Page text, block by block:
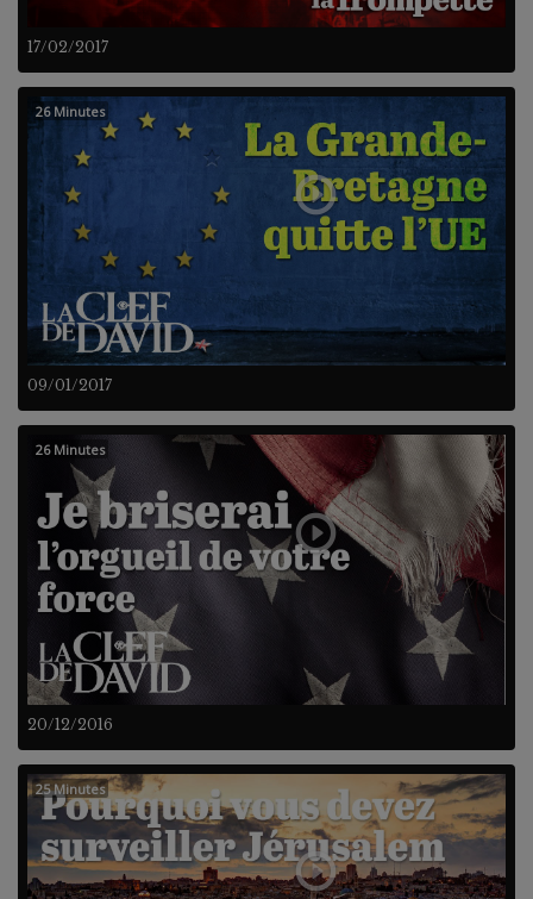
17/02/2017
09/01/2017
26 Minutes
20/12/2016
26 Minutes
25 Minutes